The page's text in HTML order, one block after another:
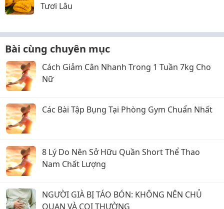
Tươi Lâu
Bài cùng chuyên mục
Cách Giảm Cân Nhanh Trong 1 Tuần 7kg Cho
Nữ
Các Bài Tập Bụng Tại Phòng Gym Chuẩn Nhất
8 Lý Do Nên Sở Hữu Quần Short Thể Thao
Nam Chất Lượng
NGƯỜI GIÀ BỊ TÁO BÓN: KHÔNG NÊN CHỦ
QUAN VÀ COI THƯỜNG